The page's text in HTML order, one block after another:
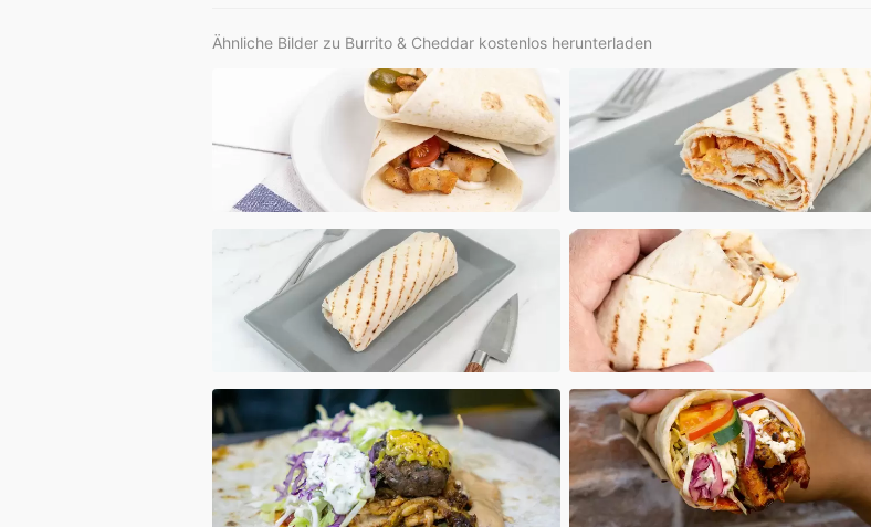
Ähnliche Bilder zu Burrito & Cheddar kostenlos herunterladen